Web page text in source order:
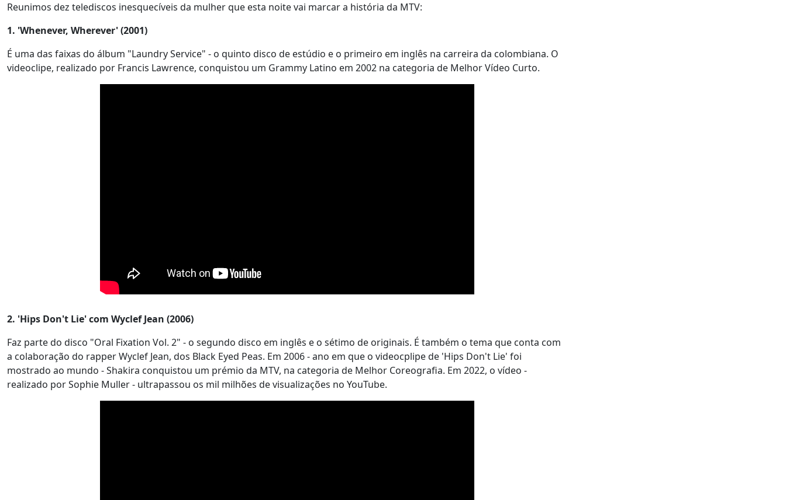
Reunimos dez telediscos inesquecíveis da mulher que esta noite vai marcar a história da MTV:
1. 'Whenever, Wherever' (2001)
É uma das faixas do álbum "Laundry Service" - o quinto disco de estúdio e o primeiro em inglês na carreira da colombiana. O
videoclipe, realizado por Francis Lawrence, conquistou um Grammy Latino em 2002 na categoria de Melhor Vídeo Curto.
2. 'Hips Don't Lie' com Wyclef Jean (2006)
Faz parte do disco "Oral Fixation Vol. 2" - o segundo disco em inglês e o sétimo de originais. É também o tema que conta com
a colaboração do rapper Wyclef Jean, dos Black Eyed Peas. Em 2006 - ano em que o videocplipe de 'Hips Don't Lie' foi
mostrado ao mundo - Shakira conquistou um prémio da MTV, na categoria de Melhor Coreografia. Em 2022, o vídeo -
realizado por Sophie Muller - ultrapassou os mil milhões de visualizações no YouTube.